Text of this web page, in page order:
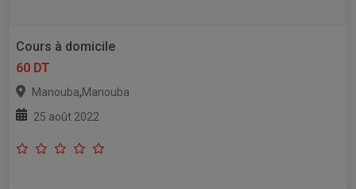
Cours à domicile
60 DT
Manouba,Manouba
25 août 2022